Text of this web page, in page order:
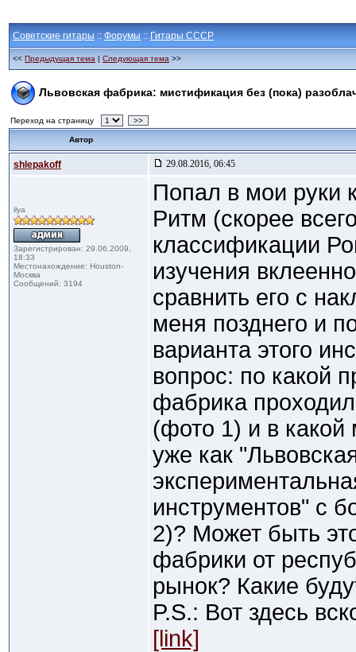
Советские гитары :: Форумы :: Гитары СССР
<< Предыдущая тема | Следующая тема >>
Львовская фабрика: мистификация без (пока)
Переход на страницу >>
Автор
shlepakoff 29.08.2016, 06:45
ilya
Зарегистрирован: 29.06.2009,
18:33
Местонахождение: Houston-
Москва
Сообщений: 3194
Попал в мои руки
Ритм (скорее
классификации
изучения
сравнить его с
меня позднего и
варианта этого
вопрос: по какой
фабрика
(фото 1) и в какой
уже как
инструментов" с
2)? Может быть
фабрики от
рынок? Какие
P.S.: Вот здесь
[link]